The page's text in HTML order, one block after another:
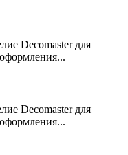
Decomaster для
Decomaster для